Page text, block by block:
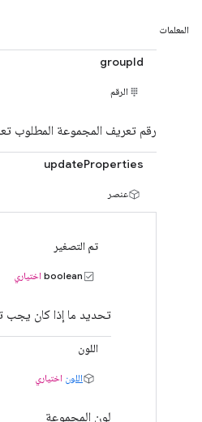
المعلمات
groupId
الرقم
رقم تعريف المجموعة المطلوب
updateProperties
عنصر
تم التصغير
boolean اختياري
تحديد ما إذا كان يجب
اللون
اللون اختياري
لون المجموعة